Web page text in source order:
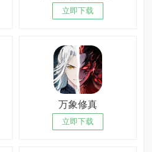
立即下载
万象修真
立即下载